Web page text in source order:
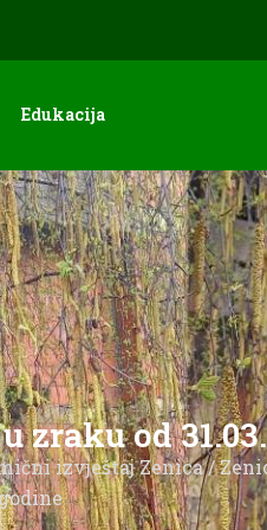
Edukacija
od 31.03.
izvještaj Zenica/